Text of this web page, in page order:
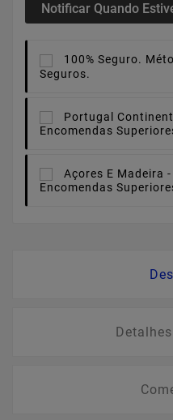
Notificar Quando
100% Seguro.
Seguros.
Portugal
Encomendas
Açores E Madeira -
Encomendas